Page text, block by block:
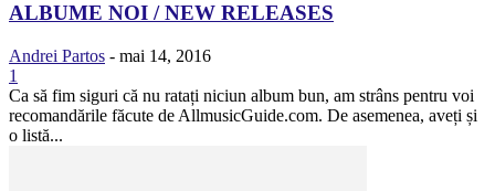
ALBUME NOI / NEW RELEASES
Andrei Partos - mai 14, 2016
1
Ca să fim siguri că nu ratați niciun album bun, am strâns pentru voi
recomandările făcute de AllmusicGuide.com. De asemenea, aveți și
o listă...